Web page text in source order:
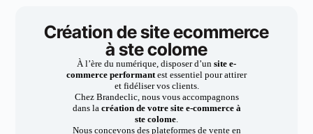
Création de site ecommerce
à ste colome
À l’ère du numérique, disposer d’un site e-
commerce performantest essentiel pour attirer
et fidéliser vos clients.
Chez Brandeclic, nous vous accompagnons
dans la création de votre site e-commerce à
ste colome.
Nous concevons des plateformes de vente en